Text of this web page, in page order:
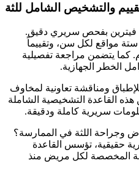
والتشخيص الشامل للثة
فيترين بفحص سريري دقيق.
مواقع لكل سن، وتقييماً
كما يتضمن مراجعة تفصيلية
الخطر الجهازية.
ومناقشة تعاونية لمخاوف
القاعدة التشخيصية الشاملة
سريرية كاملة ودقيقة.
وجراحة اللثة في الممارسة؟
حقيقية، تؤسس القاعدة
المخصصة لكل مريض منذ